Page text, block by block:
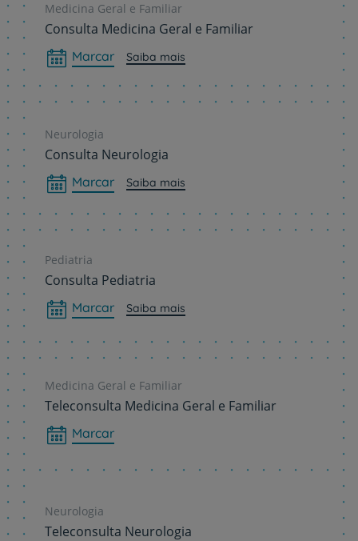
Medicina Geral e Familiar
Consulta Medicina Geral e Familiar
Marcar Saiba mais
Neurologia
Consulta Neurologia
Marcar Saiba mais
Pediatria
Consulta Pediatria
Marcar Saiba mais
Medicina Geral e Familiar
Teleconsulta Medicina Geral e Familiar
Marcar
Neurologia
Teleconsulta Neurologia